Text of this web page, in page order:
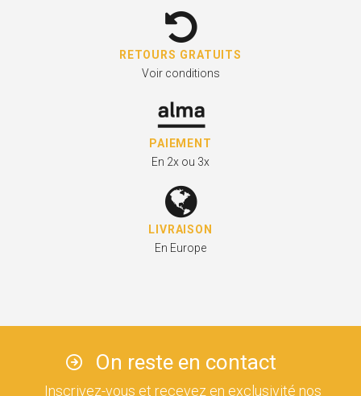
RETOURS GRATUITS
Voir conditions
PAIEMENT
En 2x ou 3x
LIVRAISON
En Europe
On reste en contact
Inscrivez-vous et recevez en exclusivité nos